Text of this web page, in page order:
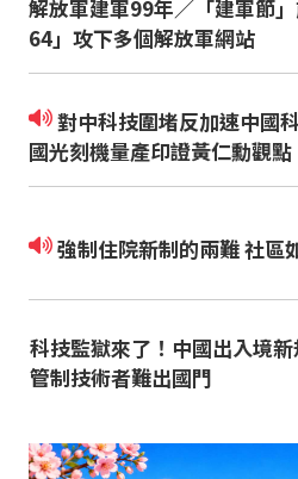
解放軍建軍99年／「建軍節
64」攻下多個解放軍網站
對中科技圍堵反加速中國科技自主？！中
國光刻機量產印證黃仁勳觀點
強制住院新制的兩難 社區
科技監獄來了！中國出入境
管制技術者難出國門